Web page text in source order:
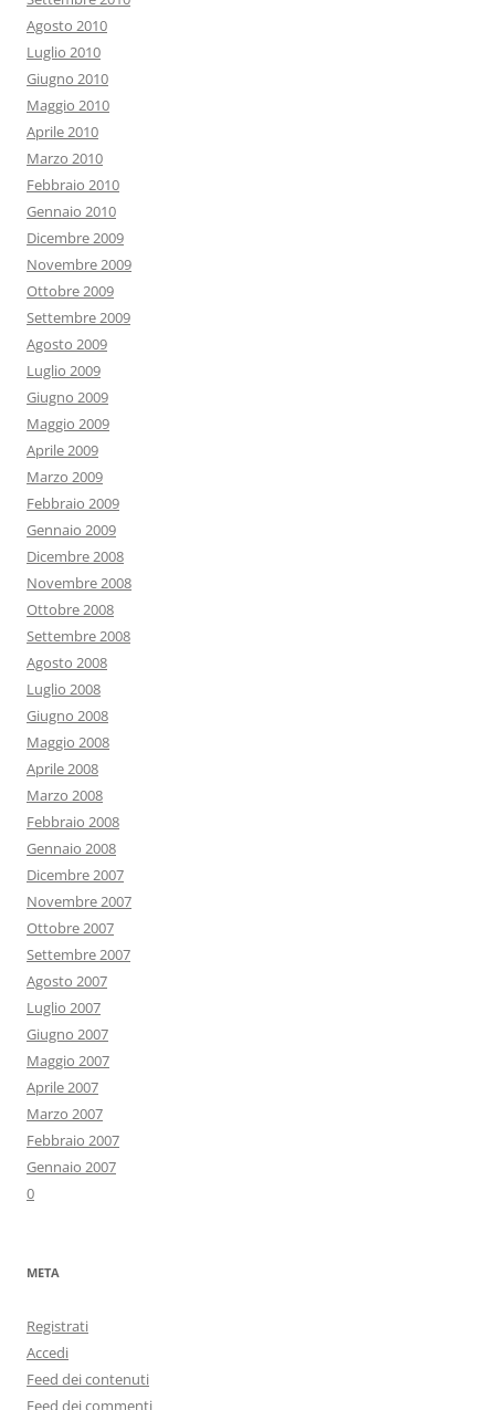
Agosto 2010
Luglio 2010
Giugno 2010
Maggio 2010
Aprile 2010
Marzo 2010
Febbraio 2010
Gennaio 2010
Dicembre 2009
Novembre 2009
Ottobre 2009
Settembre 2009
Agosto 2009
Luglio 2009
Giugno 2009
Maggio 2009
Aprile 2009
Marzo 2009
Febbraio 2009
Gennaio 2009
Dicembre 2008
Novembre 2008
Ottobre 2008
Settembre 2008
Agosto 2008
Luglio 2008
Giugno 2008
Maggio 2008
Aprile 2008
Marzo 2008
Febbraio 2008
Gennaio 2008
Dicembre 2007
Novembre 2007
Ottobre 2007
Settembre 2007
Agosto 2007
Luglio 2007
Giugno 2007
Maggio 2007
Aprile 2007
Marzo 2007
Febbraio 2007
Gennaio 2007
0
META
Registrati
Accedi
Feed dei contenuti